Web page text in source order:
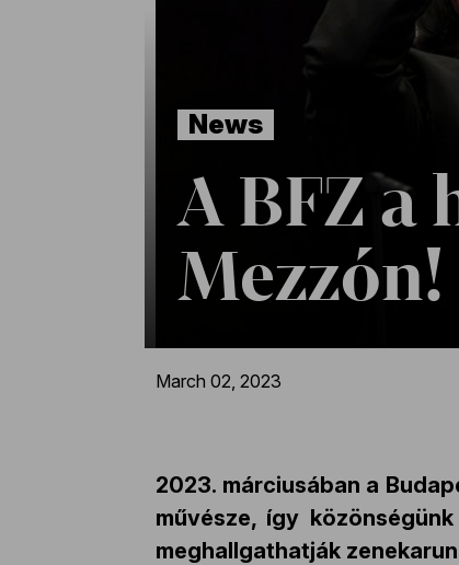
News
A BFZ a
Mezzón!
March 02, 2023
2023. márciusában a
művésze, így
meghallgathatják